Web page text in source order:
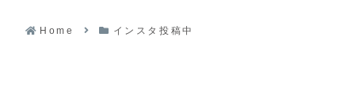
Home インスタ投稿中